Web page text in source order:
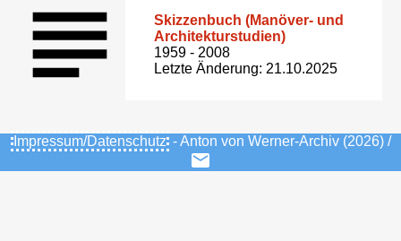
Skizzenbuch (Manöver- und
Architekturstudien)
1959 - 2008
Letzte Änderung: 21.10.2025
Impressum/Datenschutz - Anton von Werner-Archiv (2026) /